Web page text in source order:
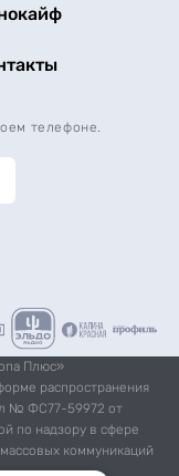
телефоне.
Плюс»
распространения
№ ФС77-59972 от
по надзору в сфере
коммуникаций